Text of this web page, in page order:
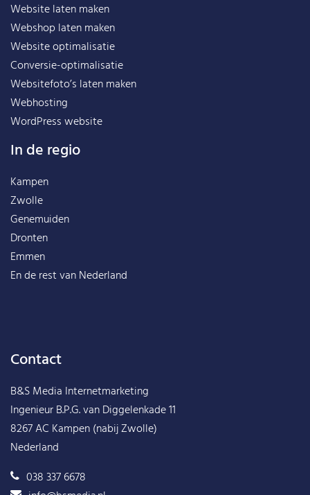
Website laten maken
Webshop laten maken
Website optimalisatie
Conversie-optimalisatie
Websitefoto’s laten maken
Webhosting
WordPress website
In de regio
Kampen
Zwolle
Genemuiden
Dronten
Emmen
En de rest vanNederland
Contact
B&S Media Internetmarketing
Ingenieur B.P.G. van Diggelenkade 11
8267 AC Kampen (nabij Zwolle)
Nederland
038 337 6678